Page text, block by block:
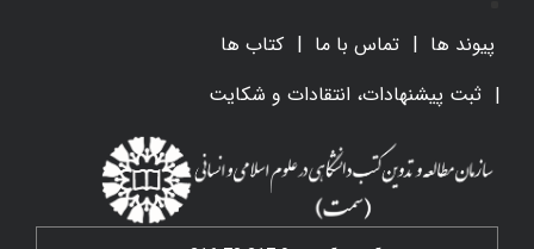
پیوند ها تماس با ما
کتاب ها
ثبت پیشنهادات، انتقادات و شکایت